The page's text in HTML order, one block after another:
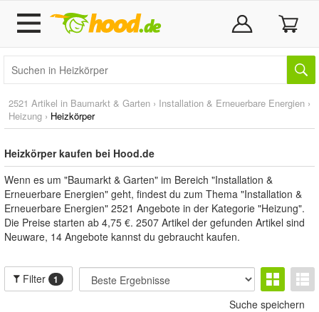
2521 Artikel in Baumarkt & Garten › Installation & Erneuerbare Energien ›
Heizung › Heizkörper
Heizkörper kaufen bei Hood.de
Wenn es um "Baumarkt & Garten" im Bereich "Installation &
Erneuerbare Energien" geht, findest du zum Thema "Installation &
Erneuerbare Energien" 2521 Angebote in der Kategorie "Heizung".
Die Preise starten ab 4,75 €. 2507 Artikel der gefunden Artikel sind
Neuware, 14 Angebote kannst du gebraucht kaufen.
Filter 1
Suche speichern